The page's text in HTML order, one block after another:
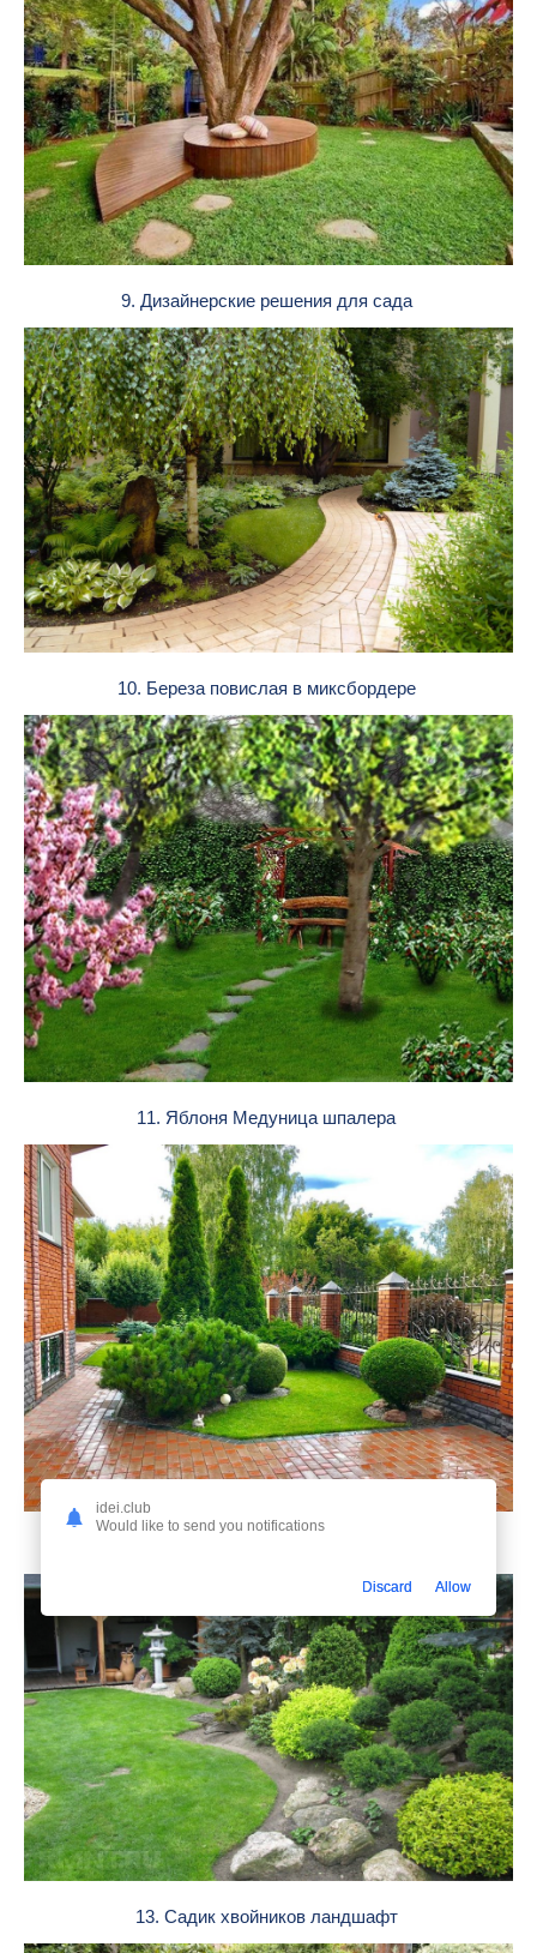
9. Дизайнерские решения для сада
10. Береза повислая в миксбордере
11. Яблоня Медуница шпалера
13. Садик хвойников ландшафт
idei.club
Would like to send you notifications
Discard Allow